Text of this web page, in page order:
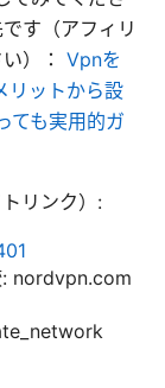
す（アフィリ
）： Vpnを
リットから設
ても実用的ガ
リンク）:
: nordvpn.com